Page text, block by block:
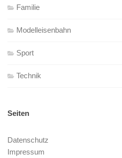
Familie
Modelleisenbahn
Sport
Technik
Seiten
Datenschutz
Impressum